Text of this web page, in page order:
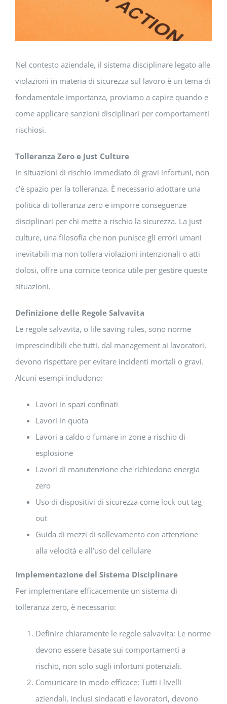
Nel contesto aziendale, il sistema disciplinare legato alle
violazioni in materia di sicurezza sul lavoro è un tema di
fondamentale importanza, proviamo a capire quando e
come applicare sanzioni disciplinari per comportamenti
rischiosi.
Tolleranza Zero e Just Culture
In situazioni di rischio immediato di gravi infortuni, non
c’è spazio per la tolleranza. È necessario adottare una
politica di tolleranza zero e imporre conseguenze
disciplinari per chi mette a rischio la sicurezza. La just
culture, una filosofia che non punisce gli errori umani
inevitabili ma non tollera violazioni intenzionali o atti
dolosi, offre una cornice teorica utile per gestire queste
situazioni.
Definizione delle Regole Salvavita
Le regole salvavita, o life saving rules, sono norme
imprescindibili che tutti, dal management ai lavoratori,
devono rispettare per evitare incidenti mortali o gravi.
Alcuni esempi includono:
Lavori in spazi confinati
Lavori in quota
Lavori a caldo o fumare in zone a rischio di
esplosione
Lavori di manutenzione che richiedono energia
zero
Uso di dispositivi di sicurezza come lock out tag
out
Guida di mezzi di sollevamento con attenzione
alla velocità e all’uso del cellulare
Implementazione del Sistema Disciplinare
Per implementare efficacemente un sistema di
tolleranza zero, è necessario:
Definire chiaramente le regole salvavita: Le norme
devono essere basate sui comportamenti a
rischio, non solo sugli infortuni potenziali.
Comunicare in modo efficace: Tutti i livelli
aziendali, inclusi sindacati e lavoratori, devono